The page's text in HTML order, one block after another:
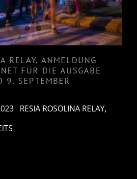
UND 9. SEPTEMBER
RELAY, ANMELDUNG
FÜR DIE AUSGABE
SEPTEMBER
RESIA ROSOLINA RELAY,